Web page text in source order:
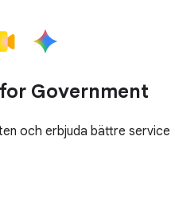
Government
och erbjuda bättre service